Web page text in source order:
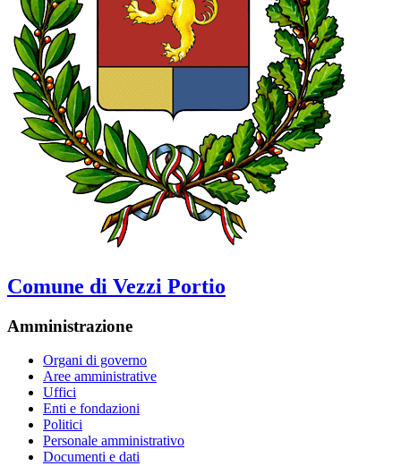
Comune di Vezzi Portio
Amministrazione
Organi di governo
Aree amministrative
Uffici
Enti e fondazioni
Politici
Personale amministrativo
Documenti e dati